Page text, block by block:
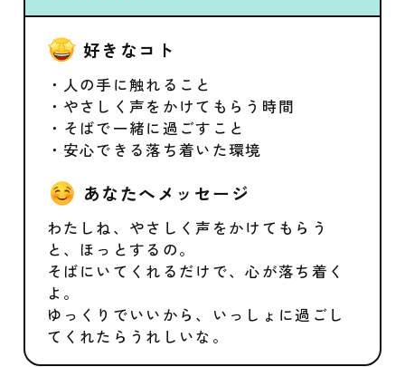
好きなコト
・人の手に触れること
・やさしく声をかけてもらう時間
・そばで一緒に過ごすこと
・安心できる落ち着いた環境
あなたへメッセージ
わたしね、やさしく声をかけてもらう
と、ほっとするの。
そばにいてくれるだけで、心が落ち着く
よ。
ゆっくりでいいから、いっしょに過ごし
てくれたらうれしいな。